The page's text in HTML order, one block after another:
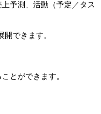
予測、活動（予定／タス
できます。
とができます。